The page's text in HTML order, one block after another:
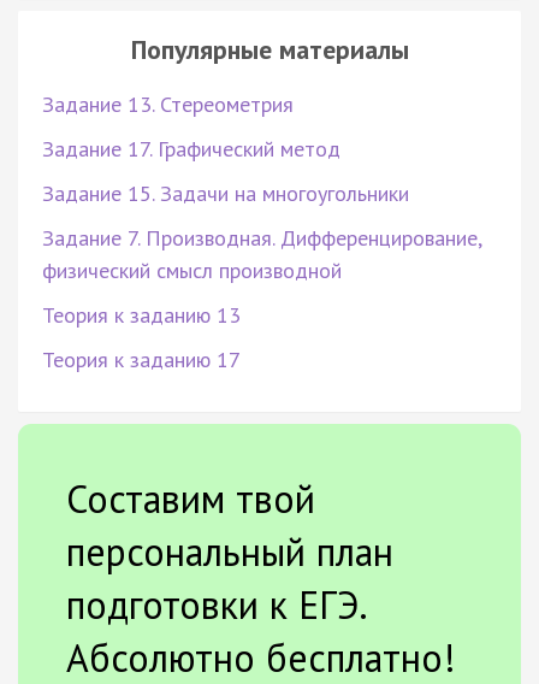
Популярные материалы
Задание 13. Стереометрия
Задание 17. Графический метод
Задание 15. Задачи на многоугольники
Задание 7. Производная. Дифференцирование,
физический смысл производной
Теория к заданию 13
Теория к заданию 17
Составим твой
персональный план
подготовки к ЕГЭ.
Абсолютно бесплатно!